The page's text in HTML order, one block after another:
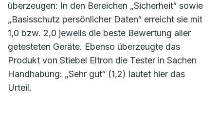
überzeugen: In den Bereichen „Sicherheit“ sowie
„Basisschutz persönlicher Daten“ erreicht sie mit
1,0 bzw. 2,0 jeweils die beste Bewertung aller
getesteten Geräte. Ebenso überzeugte das
Produkt von Stiebel Eltron die Tester in Sachen
Handhabung: „Sehr gut“ (1,2) lautet hier das
Urteil.